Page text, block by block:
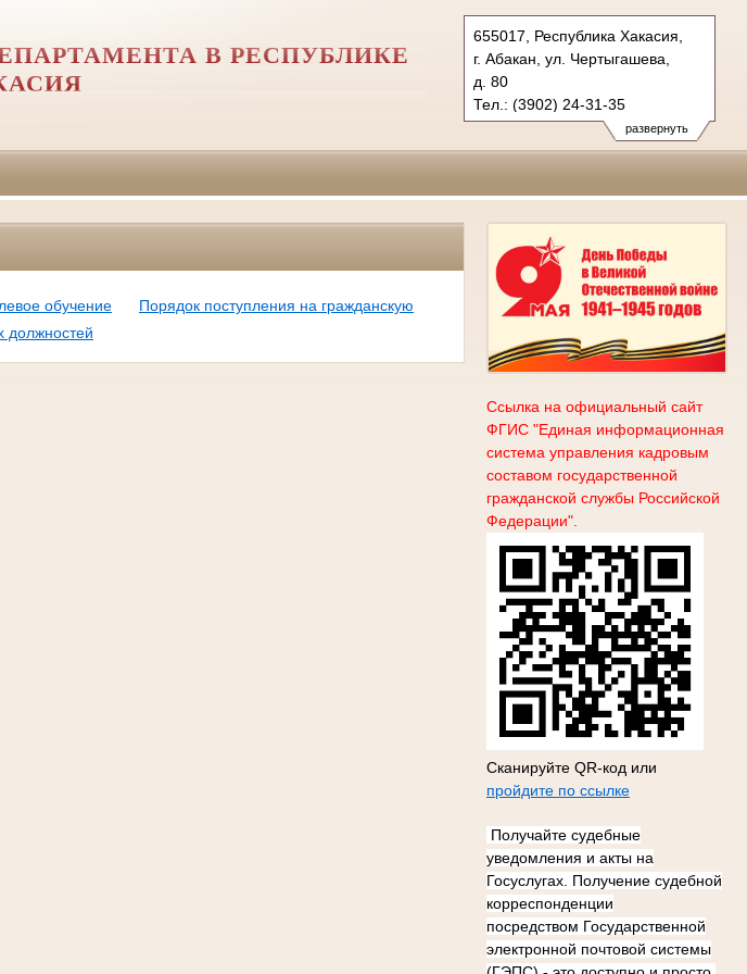
развернуть
655017, Республика Хакасия,
г. Абакан, ул. Чертыгашева,
д. 80
Тел.: (3902) 24-31-35
usd.hak@sudrf.ru
схема проезда
В РЕСПУБЛИКЕ
Ссылка на официальный сайт
ФГИС "Единая информационная
система управления кадровым
составом государственной
гражданской службы Российской
Федерации".
Сканируйте QR-код или
пройдите по ссылке
Получайте судебные
уведомления и акты на
Госуслугах. Получение судебной
корреспонденции
посредством Государственной
электронной почтовой системы
обучение
Порядок поступления на гражданскую
должностей